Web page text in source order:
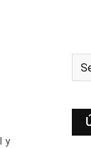
y